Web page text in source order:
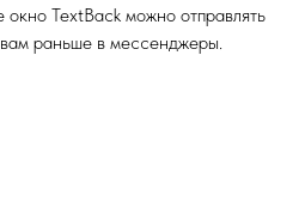
TextBack можно отправлять
раньше в мессенджеры.